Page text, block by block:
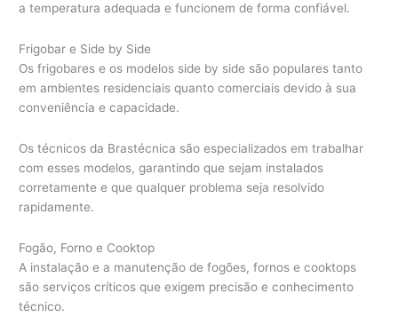
a temperatura adequada e funcionem de forma confiável.
Frigobar e Side by Side
Os frigobares e os modelos side by side são populares tanto
em ambientes residenciais quanto comerciais devido à sua
conveniência e capacidade.
Os técnicos da Brastécnica são especializados em trabalhar
com esses modelos, garantindo que sejam instalados
corretamente e que qualquer problema seja resolvido
rapidamente.
Fogão, Forno e Cooktop
A instalação e a manutenção de fogões, fornos e cooktops
são serviços críticos que exigem precisão e conhecimento
técnico.